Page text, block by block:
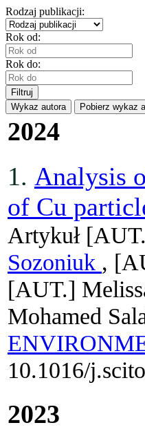
Rodzaj publikacji:
Rok od:
Rok do:
Filtruj
Wykaz autora
Pobierz wykaz
2024
1. Analysis
of Cu
Artykuł
Sozoniuk ,
[AUT.]
Mohamed
10.1016/
2023